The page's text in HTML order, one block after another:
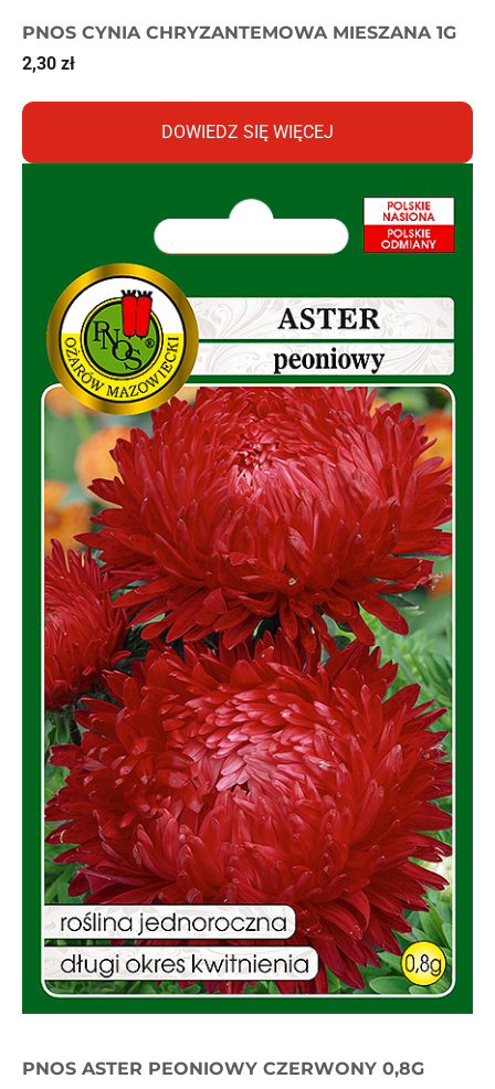
PNOS CYNIA CHRYZANTEMOWA MIESZANA 1G
2,30 zł
DOWIEDZ SIĘ WIĘCEJ
PNOS ASTER PEONIOWY CZERWONY 0,8G